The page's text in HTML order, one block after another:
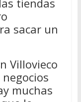
sacar un
Villovieco
muchas